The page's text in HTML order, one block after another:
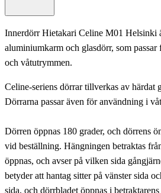
Innerdörr Hietakari Celine M01 Helsinki
aluminiumkarm och glasdörr, som
och våtutrymmen.
Celine-seriens dörrar tillverkas av härdat
Dörrarna passar även för användning i
Dörren öppnas 180 grader, och dörrens
vid beställning. Hängningen betraktas
öppnas, och avser på vilken sida
betyder att hantag sitter på vänster sida
sida, och dörrbladet öppnas i